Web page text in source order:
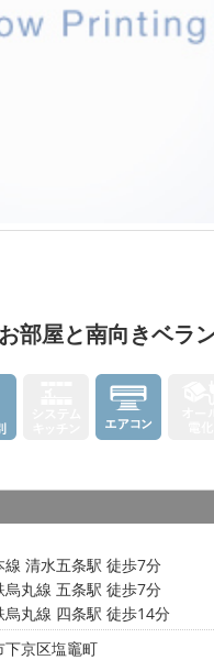
部屋と南向きベラ
線 清水五条駅 徒歩7分
烏丸線 五条駅 徒歩7分
烏丸線 四条駅 徒歩14分
下京区塩竈町